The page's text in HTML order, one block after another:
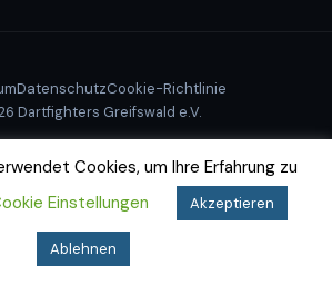
DatenschutzCookie-Richtlinie
Dartfighters Greifswald e.V.
Cookies, um Ihre Erfahrung zu
Einstellungen Akzeptieren
Ablehnen